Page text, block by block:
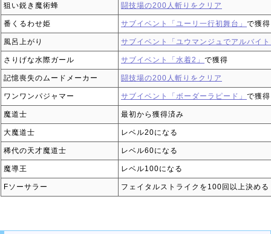
狙い鋭き魔術蜂 闘技場の200人斬りをクリア
番くるわせ姫 サブイベント「ユーリ一行初舞台」 で獲得
風呂上がり サブイベント「ユウマンジュでアルバイ
さりげな水際ガール サブイベント「水着2」 で獲得
記憶喪失のムードメーカー 闘技場の200人斬りをクリア
ワンワンパジャマー サブイベント「ボーダーラピード」 で獲得
魔道士 最初から獲得済み
大魔道士 レベル20になる
稀代の天才魔道士 レベル60になる
魔導王 レベル100になる
Fソーサラー フェイタルストライクを100回以上決める